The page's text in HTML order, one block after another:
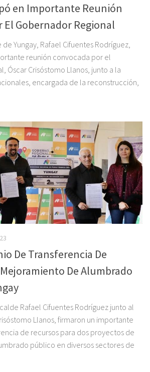
en Importante Reunión
El Gobernador Regional
Yungay, Rafael Cifuentes Rodríguez,
reunión convocada por el
Óscar Crisóstomo Llanos, junto a la
encargada de la reconstrucción,
De Transferencia De
De Alumbrado
Rafael Cifuentes Rodríguez junto al
Llanos, firmaron un importante
de recursos para dos proyectos de
público en diversos sectores de